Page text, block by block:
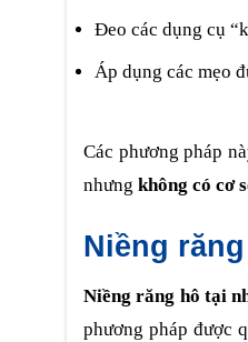
Đeo các dụng cụ
Áp dụng các mẹo
Các phương pháp
nhưng không có cơ
Niềng
Niềng răng hô tại
phương pháp được